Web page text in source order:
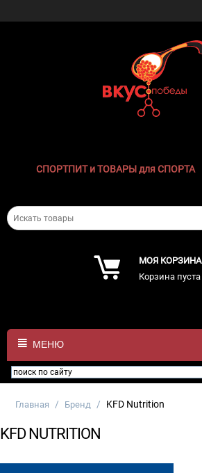
СПОРТПИТ и ТОВАРЫ для СПОРТА
МОЯ КОРЗИНА
Корзина пуста
МЕНЮ
Главная / Бренд / KFD Nutrition
KFD NUTRITION